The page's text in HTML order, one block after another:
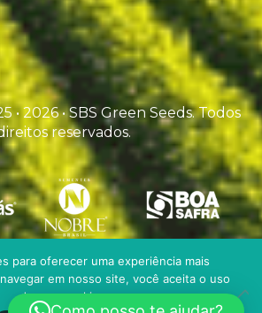
• 2026 • SBS Green Seeds. Todos
reservados.
para oferecer uma experiência mais
em nosso site, você aceita o uso
desses cookies.